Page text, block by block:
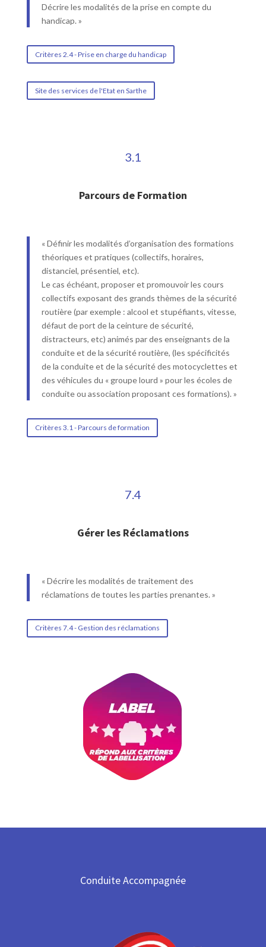
Décrire les modalités de la prise en compte du
handicap. »
Critères 2.4 - Prise en charge du handicap
Site des services de l'Etat en Sarthe
3.1
Parcours de Formation
« Définir les modalités d’organisation des formations
théoriques et pratiques (collectifs, horaires,
distanciel, présentiel, etc).
Le cas échéant, proposer et promouvoir les cours
collectifs exposant des grands thèmes de la sécurité
routière (par exemple : alcool et stupéfiants, vitesse,
défaut de port de la ceinture de sécurité,
distracteurs, etc) animés par des enseignants de la
conduite et de la sécurité routière, (les spécificités
de la conduite et de la sécurité des motocyclettes et
des véhicules du « groupe lourd » pour les écoles de
conduite ou association proposant ces formations). »
Critères 3.1 - Parcours de formation
7.4
Gérer les Réclamations
« Décrire les modalités de traitement des
réclamations de toutes les parties prenantes. »
Critères 7.4 - Gestion des réclamations
Conduite Accompagnée